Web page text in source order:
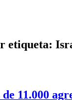
etiqueta:
11.000